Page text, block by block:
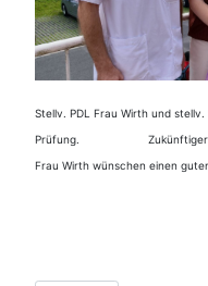
Stellv. PDL Frau Wirth und
Prüfung. Zukünftiger
Frau Wirth wünschen einen